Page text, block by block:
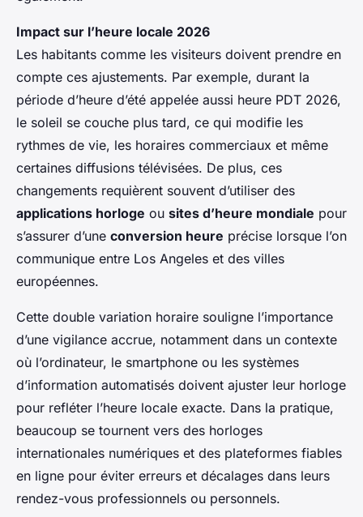
Impact sur l’heure locale 2026
Les habitants comme les visiteurs doivent prendre en
compte ces ajustements. Par exemple, durant la
période d’heure d’été appelée aussi heure PDT 2026,
le soleil se couche plus tard, ce qui modifie les
rythmes de vie, les horaires commerciaux et même
certaines diffusions télévisées. De plus, ces
changements requièrent souvent d’utiliser des
applications horloge ou sites d’heure mondiale pour
s’assurer d’une conversion heure précise lorsque l’on
communique entre Los Angeles et des villes
européennes.
Cette double variation horaire souligne l’importance
d’une vigilance accrue, notamment dans un contexte
où l’ordinateur, le smartphone ou les systèmes
d’information automatisés doivent ajuster leur horloge
pour refléter l’heure locale exacte. Dans la pratique,
beaucoup se tournent vers des horloges
internationales numériques et des plateformes fiables
en ligne pour éviter erreurs et décalages dans leurs
rendez-vous professionnels ou personnels.